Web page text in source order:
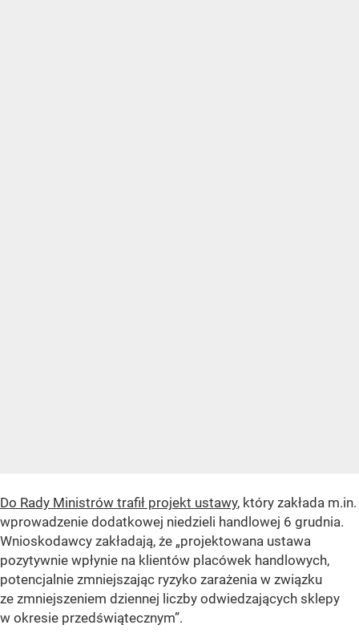
Do Rady Ministrów trafił projekt ustawy, który zakłada m.in.
wprowadzenie dodatkowej niedzieli handlowej 6 grudnia.
Wnioskodawcy zakładają, że „projektowana ustawa
pozytywnie wpłynie na klientów placówek handlowych,
potencjalnie zmniejszając ryzyko zarażenia w związku
ze zmniejszeniem dziennej liczby odwiedzających sklepy
w okresie przedświątecznym”.